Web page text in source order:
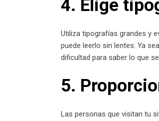
4. Elige
Utiliza tipografías grandes y
puede leerlo sin lentes. Ya
dificultad para saber lo que
5.
Las personas que visitan tu